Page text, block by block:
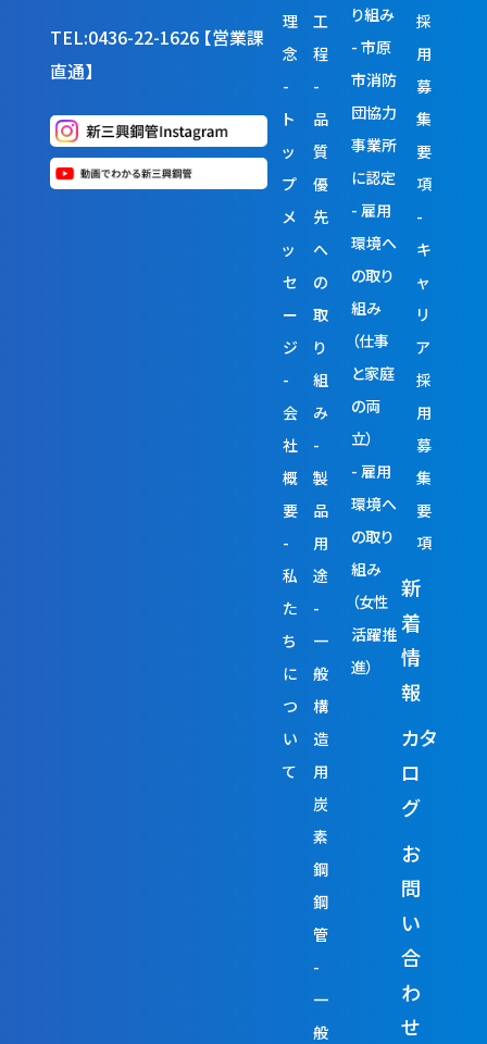
TEL:0436-22-1626 【営業課
直通】
理
念
ト
ッ
プ
メ
ッ
セ
ー
ジ
会
社
概
要
私
た
ち
に
つ
い
て
工
程
品
質
優
先
へ
の
取
り
組
み
製
品
用
途
一
般
構
造
用
炭
素
鋼
鋼
管
一
般
り組み
市原
市消防
団協力
事業所
に認定
雇用
環境へ
の取り
組み
（仕事
と家庭
の両
立）
雇用
環境へ
の取り
組み
（女性
活躍推
進）
採
用
募
集
要
項
キ
ャ
リ
ア
採
用
募
集
要
項
新
着
情
報
カタ
ロ
グ
お
問
い
合
わ
せ